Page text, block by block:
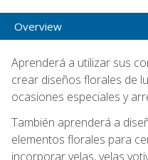
Overview
Aprenderá a utilizar sus
crear diseños florales de
ocasiones especiales y
También aprenderá a
elementos florales para
incorporar velas, velas